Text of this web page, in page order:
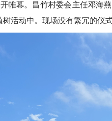
幕。昌竹村委会主任邓海燕
活动中。现场没有繁冗的仪